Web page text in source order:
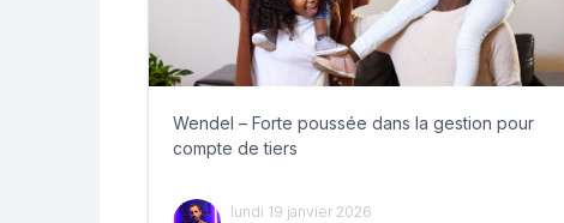
Wendel – Forte poussée dans la gestion pour
compte de tiers
lundi 19 janvier 2026